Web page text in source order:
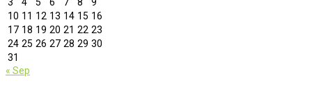
10 11 12 13 14 15 16
17 18 19 20 21 22 23
24 25 26 27 28 29 30
31
« Sep